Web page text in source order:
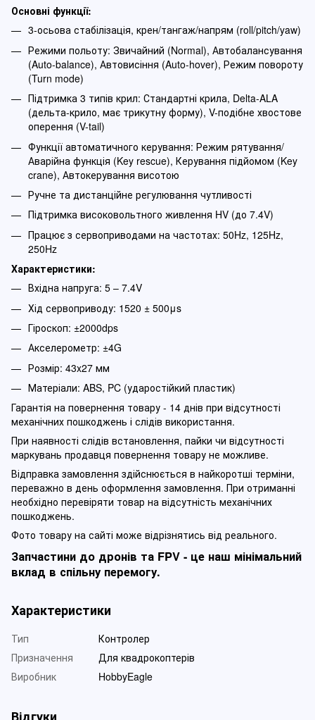
Основні функції:
3-осьова стабілізація, крен/тангаж/напрям (roll/pitch/yaw)
Режими польоту: Звичайний (Normal), Автобалансування
(Auto-balance), Автовисіння (Auto-hover), Режим повороту
(Turn mode)
Підтримка 3 типів крил: Стандартні крила, Delta-ALA
(дельта-крило, має трикутну форму), V-подібне хвостове
оперення (V-tail)
Функції автоматичного керування: Режим рятування/
Аварійна функція (Key rescue), Керування підйомом (Key
crane), Автокерування висотою
Ручне та дистанційне регулювання чутливості
Підтримка високовольтного живлення HV (до 7.4V)
Працює з сервоприводами на частотах: 50Hz, 125Hz,
250Hz
Характеристики:
Вхідна напруга: 5 – 7.4V
Хід сервоприводу: 1520 ± 500μs
Гіроскоп: ±2000dps
Акселерометр: ±4G
Розмір: 43x27 мм
Матеріали: ABS, PC (ударостійкий пластик)
Гарантія на повернення товару - 14 днів при відсутності
механічних пошкоджень і слідів використання.
При наявності слідів встановлення, пайки чи відсутності
маркувань продавця повернення товару не можливе.
Відправка замовлення здійснюється в найкоротші терміни,
переважно в день оформлення замовлення. При отриманні
необхідно перевіряти товар на відсутність механічних
пошкоджень.
Фото товару на сайті може відрізнятись від реального.
Запчастини до дронів та FPV - це наш мінімальний
вклад в спільну перемогу.
Характеристики
Тип
Контролер
Призначення
Для квадрокоптерів
Виробник
HobbyEagle